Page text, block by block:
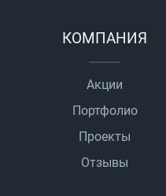
КОМПАНИЯ
Акции
Портфолио
Проекты
Отзывы